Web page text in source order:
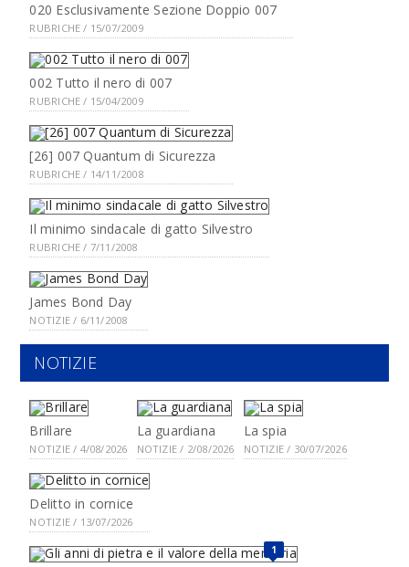
020 Esclusivamente Sezione Doppio 007
RUBRICHE / 15/07/2009
002 Tutto il nero di 007
RUBRICHE / 15/04/2009
[26] 007 Quantum di Sicurezza
RUBRICHE / 14/11/2008
Il minimo sindacale di gatto Silvestro
RUBRICHE / 7/11/2008
James Bond Day
NOTIZIE / 6/11/2008
NOTIZIE
Brillare
NOTIZIE / 4/08/2026
La guardiana
NOTIZIE / 2/08/2026
La spia
NOTIZIE / 30/07/2026
Delitto in cornice
NOTIZIE / 13/07/2026
1